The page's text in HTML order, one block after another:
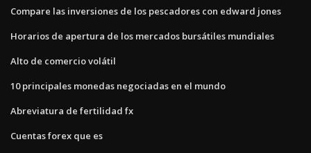
Compare las inversiones de los pescadores con edward jones
Horarios de apertura de los mercados bursátiles mundiales
Alto de comercio volátil
10 principales monedas negociadas en el mundo
Abreviatura de fertilidad fx
Cuentas forex que es